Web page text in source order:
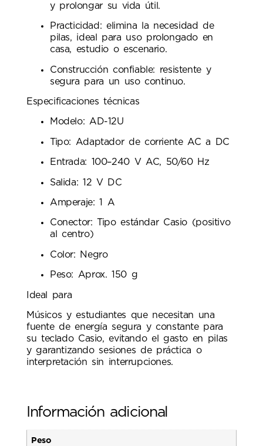
y prolongar su vida útil.
Practicidad: elimina la necesidad de
pilas, ideal para uso prolongado en
casa, estudio o escenario.
Construcción confiable: resistente y
segura para un uso continuo.
Especificaciones técnicas
Modelo: AD-12U
Tipo: Adaptador de corriente AC a DC
Entrada: 100–240 V AC, 50/60 Hz
Salida: 12 V DC
Amperaje: 1 A
Conector: Tipo estándar Casio (positivo
al centro)
Color: Negro
Peso: Aprox. 150 g
Ideal para
Músicos y estudiantes que necesitan una
fuente de energía segura y constante para
su teclado Casio, evitando el gasto en pilas
y garantizando sesiones de práctica o
interpretación sin interrupciones.
Información adicional
Peso